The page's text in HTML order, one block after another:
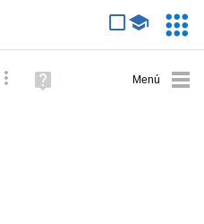
Búsqueda avanzada
Ayuda
(en